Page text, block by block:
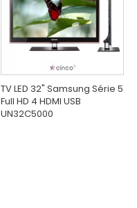
TV LED 32" Samsung Série 5
Full HD 4 HDMI USB
UN32C5000